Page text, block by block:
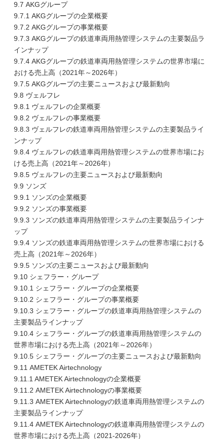
9.7 AKGグループ
9.7.1 AKGグループの企業概要
9.7.2 AKGグループの事業概要
9.7.3 AKGグループの鉄道車両用熱管理システムの主要製品ラ
インナップ
9.7.4 AKGグループの鉄道車両用熱管理システムの世界市場に
おける売上高（2021年～2026年）
9.7.5 AKGグループの主要ニュースおよび最新動向
9.8 ヴェルフレ
9.8.1 ヴェルフレの企業概要
9.8.2 ヴェルフレの事業概要
9.8.3 ヴェルフレの鉄道車両用熱管理システムの主要製品ライ
ンナップ
9.8.4 ヴェルフレの鉄道車両用熱管理システムの世界市場にお
ける売上高（2021年～2026年）
9.8.5 ヴェルフレの主要ニュースおよび最新動向
9.9 ソンズ
9.9.1 ソンズの企業概要
9.9.2 ソンズの事業概要
9.9.3 ソンズの鉄道車両用熱管理システムの主要製品ラインナ
ップ
9.9.4 ソンズの鉄道車両用熱管理システムの世界市場における
売上高（2021年～2026年）
9.9.5 ソンズの主要ニュースおよび最新動向
9.10 シェフラー・グループ
9.10.1 シェフラー・グループの企業概要
9.10.2 シェフラー・グループの事業概要
9.10.3 シェフラー・グループの鉄道車両用熱管理システムの
主要製品ラインナップ
9.10.4 シェフラー・グループの鉄道車両用熱管理システムの
世界市場における売上高（2021年～2026年）
9.10.5 シェフラー・グループの主要ニュースおよび最新動向
9.11 AMETEK Airtechnology
9.11.1 AMETEK Airtechnologyの企業概要
9.11.2 AMETEK Airtechnologyの事業概要
9.11.3 AMETEK Airtechnologyの鉄道車両用熱管理システムの
主要製品ラインナップ
9.11.4 AMETEK Airtechnologyの鉄道車両用熱管理システムの
世界市場における売上高（2021-2026年）